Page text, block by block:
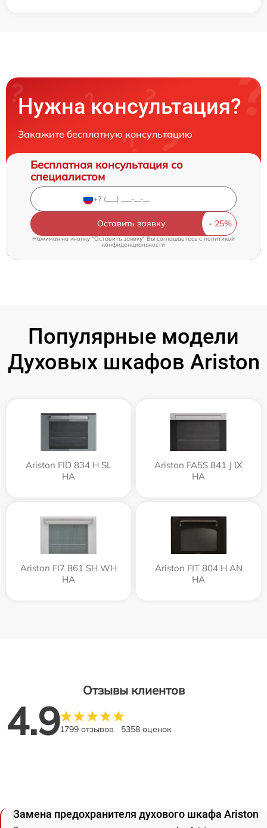
Нужна консультация?
Закажите бесплатную консультацию
Бесплатная консультация со
специалистом
Оставить заявку
Нажимая на кнопку "Оставить заявку" Вы соглашаетесь cполитикой
конфиденциальности
Популярные модели
Духовых шкафов Ariston
Ariston FID 834 H SL
HA
Ariston FA5S 841 J IX
HA
Ariston FI7 861 SH WH
HA
Ariston FIT 804 H AN
HA
Отзывы клиентов
4.91799 отзывов 5358 оценок
Замена предохранителя духового шкафа Ariston